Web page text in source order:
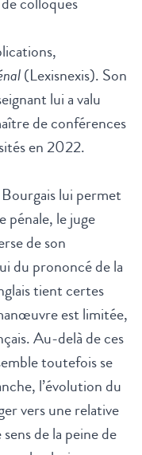
(Lexisnexis). Son
lui a valu
de conférences
en 2022.
lui permet
pénale, le juge
de son
du prononcé de la
tient certes
est limitée,
Au-delà de ces
toutefois se
l’évolution du
vers une relative
de la peine de